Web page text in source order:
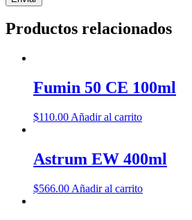
Productos relacionados
Fumin 50 CE 100ml
$110.00 Añadir al carrito
Astrum EW 400ml
$566.00 Añadir al carrito